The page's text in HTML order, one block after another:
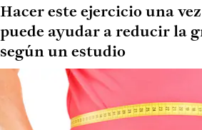
Hacer este ejercicio una
puede ayudar a reducir la
según un estudio